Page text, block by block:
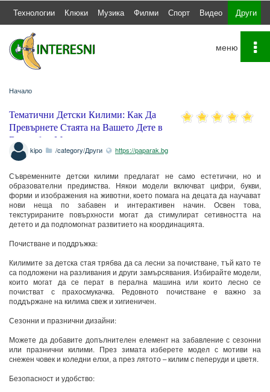
Технологии Клюки Музика Филми Спорт Видео Други
Начало
Тематични Детски Килими: Как Да
Превърнете Стаята на Вашето Дете в
Вълшебно Място
kipo /category/Други https://paparak.bg
Съвременните детски килими предлагат не само естетични, но и
образователни предимства. Някои модели включват цифри, букви,
форми и изображения на животни, което помага на децата да научават
нови неща по забавен и интерактивен начин. Освен това,
текстурираните повърхности могат да стимулират сетивността на
детето и да подпомогнат развитието на координацията.
Почистване и поддръжка:
Килимите за детска стая трябва да са лесни за почистване, тъй като те
са подложени на разливания и други замърсявания. Избирайте модели,
които могат да се перат в перална машина или които лесно се
почистват с прахосмукачка. Редовното почистване е важно за
поддържане на килима свеж и хигиеничен.
Сезонни и празнични дизайни:
Можете да добавите допълнителен елемент на забавление с сезонни
или празнични килими. През зимата изберете модел с мотиви на
снежен човек и коледни елхи, а през лятото – килим с пеперуди и цветя.
Безопасност и удобство: